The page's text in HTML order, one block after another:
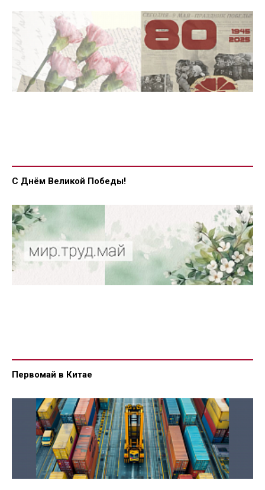
С Днём Великой Победы!
Первомай в Китае